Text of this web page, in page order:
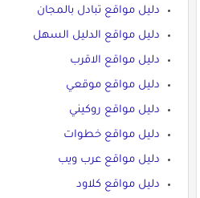
دليل مواقع تبادل بالمجان
دليل مواقع الدليل السهل
دليل مواقع الاقرب
دليل مواقع موقعي
دليل مواقع روكيني
دليل مواقع خطوات
دليل مواقع عرب ويب
دليل مواقع كلاود